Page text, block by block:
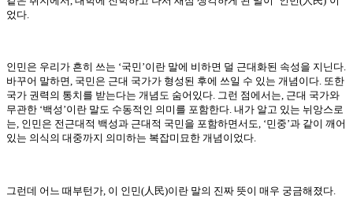
었다
인민은 우리가 흔히 쓰는 ‘국민 ’이란 말에 비하면 덜 근대화된 속성을 지닌다
바꾸어 말하면 국민은 근대 국가가 형성된 후에 쓰일 수 있는 개념이다 또한
국가 권력의 통치를 받는다는 개념도 숨어있다 그런 점에서는 근대 국가와
무관한 ‘백성 ’이란 말도 수동적인 의미를 포함한다 내가 알고 있는 뉘앙스로
는 인민은 전근대적 백성과 근대적 국민을 포함하면서도 , ‘민중’과 같이 깨어
있는 의식의 대중까지 의미하는 복잡미묘한 개념이었다
그런데 어느 때부턴가 이 인민(人民)이란 말의 진짜 뜻이 매우 궁금해졌다